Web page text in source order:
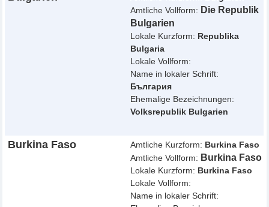
Amtliche Vollform: Die Republik
Bulgarien
Lokale Kurzform: Republika
Bulgaria
Lokale Vollform:
Name in lokaler Schrift:
България
Ehemalige Bezeichnungen:
Volksrepublik Bulgarien
Burkina Faso Amtliche Kurzform: Burkina Faso
Amtliche Vollform: Burkina Faso
Lokale Kurzform: Burkina Faso
Lokale Vollform:
Name in lokaler Schrift: